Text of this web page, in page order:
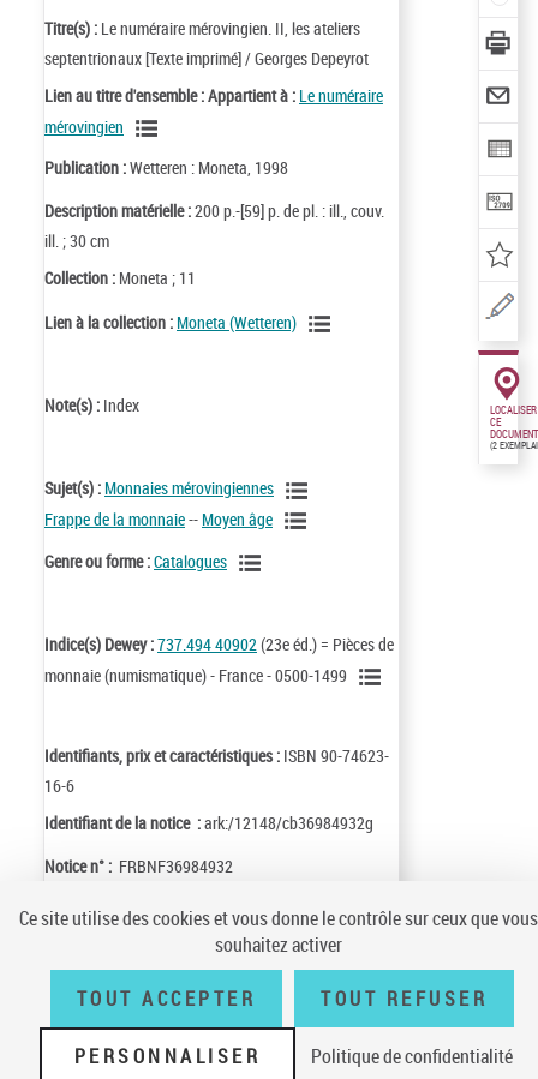
Titre(s) : Le numéraire mérovingien. II, les ateliers
septentrionaux [Texte imprimé] / Georges Depeyrot
Lien au titre d'ensemble :Appartient à : Le numéraire
mérovingien
Publication :Wetteren : Moneta, 1998
Description matérielle :200 p.-[59] p. de pl. : ill., couv.
ill. ; 30 cm
Collection : Moneta ; 11
Lien à la collection : Moneta (Wetteren)
Note(s) : Index
Sujet(s) : Monnaies mérovingiennes
Frappe de la monnaie-- Moyen âge
Genre ou forme :Catalogues
Indice(s) Dewey :737.494 40902(23e éd.) = Pièces de
monnaie (numismatique) - France - 0500-1499
Identifiants, prix et caractéristiques : ISBN 90-74623-
16-6
Identifiant de la notice :ark:/12148/cb36984932g
Notice n° : FRBNF36984932
LOCALISER
CE
DOCUMENT
(2
Conditions générales d'utilisation | Plan du site
Écrire à la
BnF | Accessibilité (non conforme) | V 23.1.0
Ce site utilise des cookies et vous donne le contrôle sur ceux que vous
souhaitez activer
TOUT ACCEPTER TOUT REFUSER
PERSONNALISER Politique de confidentialité